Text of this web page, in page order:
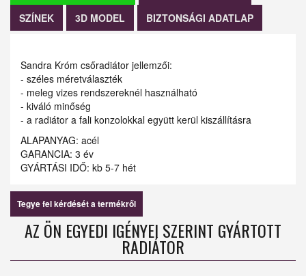
SZÍNEK
3D MODEL BIZTONSÁGI ADATLAP
Sandra Króm csőradiátor jellemzői:
- széles méretválaszték
- meleg vizes rendszereknél használható
- kiváló minőség
- a radiátor a fali konzolokkal együtt kerül kiszállításra
ALAPANYAG: acél
GARANCIA: 3 év
GYÁRTÁSI IDŐ: kb 5-7 hét
Tegye fel kérdését a termékről
AZ ÖN EGYEDI IGÉNYEI SZERINT GYÁRTOTT
RADIÁTOR